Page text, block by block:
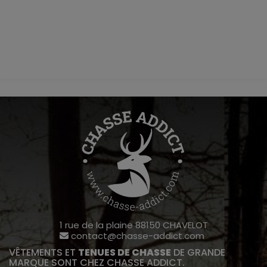
1 rue de la plaine 88150 CHAVELOT
contact@chasse-addict.com
VÊTEMENTS ET TENUES DE CHASSE DE GRANDE
MARQUE SONT CHEZ CHASSE ADDICT.